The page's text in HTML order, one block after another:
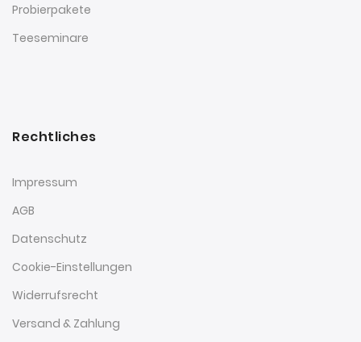
Probierpakete
Teeseminare
Rechtliches
Impressum
AGB
Datenschutz
Cookie-Einstellungen
Widerrufsrecht
Versand & Zahlung